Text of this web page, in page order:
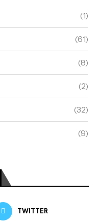
(1)
(61)
(8)
(2)
(32)
(9)
TWITTER